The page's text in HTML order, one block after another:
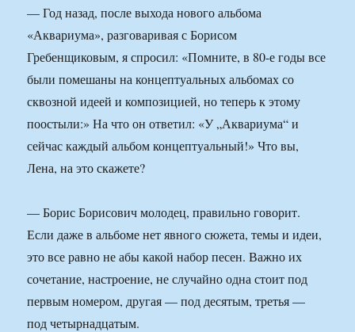
— Год назад, после выхода нового альбома
«Аквариума», разговаривая с Борисом
Гребенщиковым, я спросил: «Помните, в 80-е годы все
были помешаны на концептуальных альбомах со
сквозной идеей и композицией, но теперь к этому
поостыли:» На что он ответил: «У „Аквариума“ и
сейчас каждый альбом концептуальный!» Что вы,
Лена, на это скажете?
— Борис Борисович молодец, правильно говорит.
Если даже в альбоме нет явного сюжета, темы и идеи,
это все равно не абы какой набор песен. Важно их
сочетание, настроение, не случайно одна стоит под
первым номером, другая — под десятым, третья —
под четырнадцатым.